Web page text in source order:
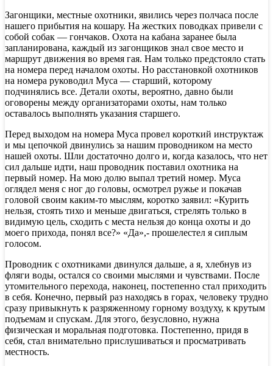
Загонщики, местные охотники, явились через полчаса после
нашего прибытия на кошару. На жестких поводках привели с
собой собак — гончаков. Охота на кабана заранее была
запланирована, каждый из загонщиков знал свое место и
маршрут движения во время гая. Нам только предстояло стать
на номера перед началом охоты. Но расстановкой охотников
на номера руководил Муса — старший, которому
подчинялись все. Детали охоты, вероятно, давно были
оговорены между организаторами охоты, нам только
оставалось выполнять указания старшего.
Перед выходом на номера Муса провел короткий инструктаж
и мы цепочкой двинулись за нашим проводником на место
нашей охоты. Шли достаточно долго и, когда казалось, что нет
сил дальше идти, наш проводник поставил охотника на
первый номер. На мою долю выпал третий номер. Муса
оглядел меня с ног до головы, осмотрел ружье и покачав
головой своим каким-то мыслям, коротко заявил: «Курить
нельзя, стоять тихо и меньше двигаться, стрелять только в
видимую цель, сходить с места нельзя до конца охоты и до
моего прихода, понял все?» «Да»,- прошелестел я сиплым
голосом.
Проводник с охотниками двинулся дальше, а я, хлебнув из
фляги воды, остался со своими мыслями и чувствами. После
утомительного перехода, наконец, постепенно стал приходить
в себя. Конечно, первый раз находясь в горах, человеку трудно
сразу привыкнуть к разряженному горному воздуху, к крутым
подъемам и спускам. Для этого, безусловно, нужна
физическая и моральная подготовка. Постепенно, придя в
себя, стал внимательно прислушиваться и просматривать
местность.